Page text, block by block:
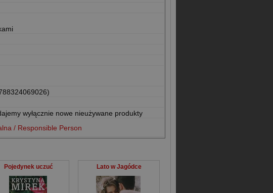
wyłącznie nowe nieużywane produkty
/ Responsible Person
Pojedynek uczuć Lato w Jagódce